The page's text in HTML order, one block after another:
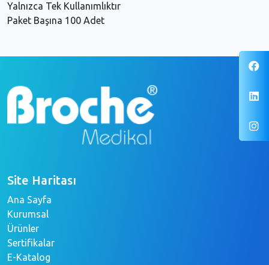
Yalnızca Tek Kullanımlıktır
Paket Başına 100 Adet
Site Haritası
Ana Sayfa
Kurumsal
Ürünler
Sertifikalar
E-Katalog